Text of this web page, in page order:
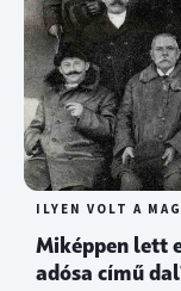
ILYEN VOLT A
Miképpen lett
adósa című